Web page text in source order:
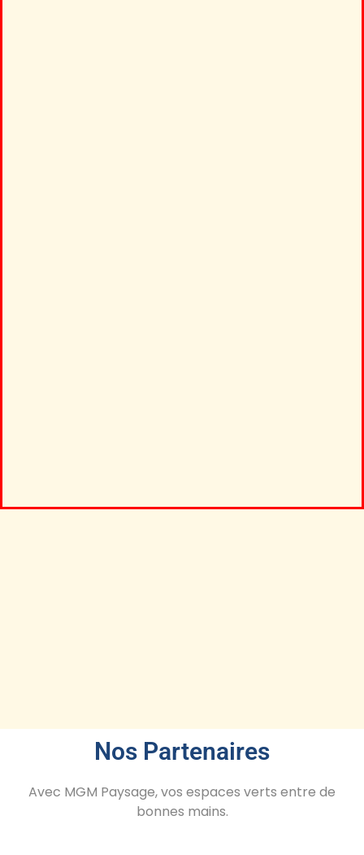
Nos Partenaires
Avec MGM Paysage, vos espaces verts entre de
bonnes mains.